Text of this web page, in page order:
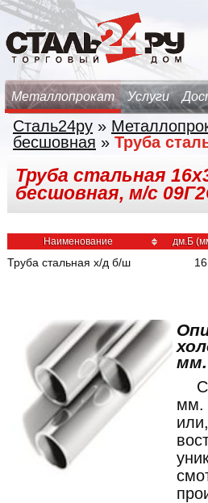
Металлопрокат Услуги
Сталь24ру »
бесшовная » Труба
Труба стальная
бесшовная, м/с
Наименование дм.Б
Труба стальная х/д б/ш 16
мм.
мм.